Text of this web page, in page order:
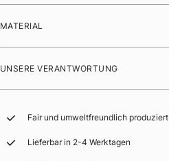
MATERIAL
UNSERE VERANTWORTUNG
Fair und umweltfreundlich produziert
Lieferbar in 2-4 Werktagen